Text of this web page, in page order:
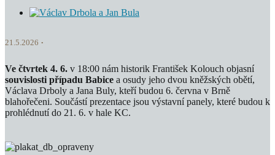
21.5.2026
Ve čtvrtek 4. 6. v 18:00 nám historik František Kolouch objasní
souvislosti případu Babice a osudy jeho dvou kněžských obětí,
Václava Drboly a Jana Buly, kteří budou 6. června v Brně
blahořečeni. Součástí prezentace jsou výstavní panely, které budou k
prohlédnutí do 21. 6. v hale KC.